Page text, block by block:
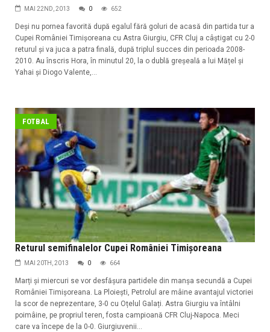
MAI 22ND, 2013 0 652
Deși nu pornea favorită după egalul fără goluri de acasă din partida tur a
Cupei României Timișoreana cu Astra Giurgiu, CFR Cluj a câștigat cu 2-0
returul și va juca a patra finală, după triplul succes din perioada 2008-
2010. Au înscris Hora, în minutul 20, la o dublă greșeală a lui Mățel și
Yahai și Diogo Valente,...
FOTBAL
Returul semifinalelor Cupei României Timișoreana
MAI 20TH, 2013 0 664
Marți și miercuri se vor desfășura partidele din manșa secundă a Cupei
României Timișoreana. La Ploiești, Petrolul are mâine avantajul victoriei
la scor de neprezentare, 3-0 cu Oțelul Galați. Astra Giurgiu va întâlni
poimâine, pe propriul teren, fosta campioană CFR Cluj-Napoca. Meci
care va începe de la 0-0. Giurgiuvenii...